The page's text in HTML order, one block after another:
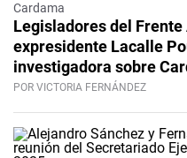
Cardama
Legisladores del
expresidente Lacalle
investigadora sobre
POR VICTORIA FERNÁNDEZ